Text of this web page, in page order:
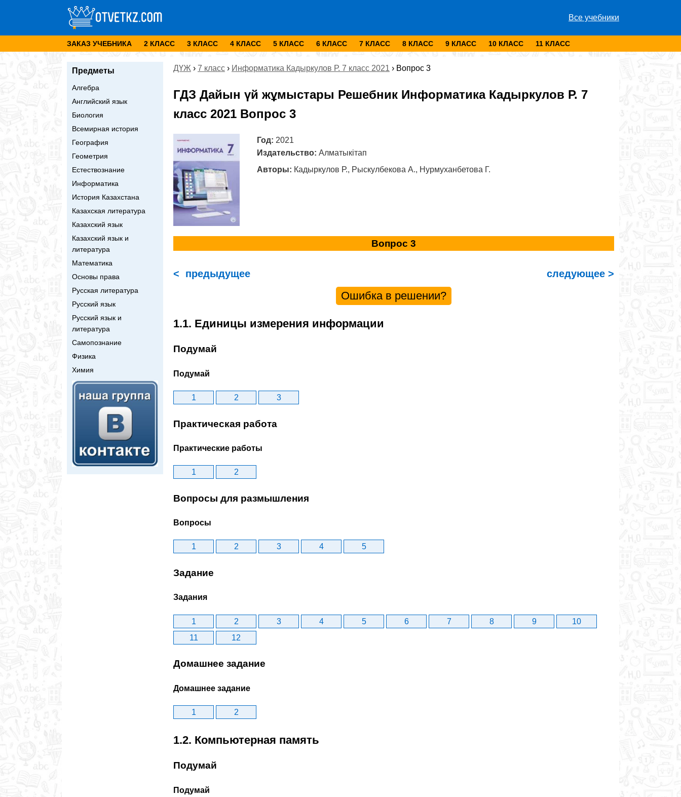
Все учебники
ЗАКАЗ УЧЕБНИКА 2 КЛАСС 3 КЛАСС 4 КЛАСС 5 КЛАСС 6 КЛАСС 7 КЛАСС 8 КЛАСС 9 КЛАСС 10 КЛАСС 11 КЛАСС
Предметы
Алгебра
Английский язык
Биология
Всемирная история
География
Геометрия
Естествознание
Информатика
История Казахстана
Казахская литература
Казахский язык
Казахский язык и
литература
Математика
Основы права
Русская литература
Русский язык
Русский язык и
литература
Самопознание
Физика
Химия
ДҮЖ › 7 класс › Информатика Кадыркулов Р. 7 класс 2021 › Вопрос 3
ГДЗ Дайын үй жұмыстары Решебник Информатика Кадыркулов Р. 7
класс 2021 Вопрос 3
Год: 2021
Издательство: Алматыкітап
Авторы: Кадыркулов Р., Рыскулбекова А., Нурмуханбетова Г.
Вопрос 3
< предыдущее следующее >
Ошибка в решении?
1.1. Единицы измерения информации
Подумай
Подумай
1 2 3
Практическая работа
Практические работы
1 2
Вопросы для размышления
Вопросы
1 2 3 4 5
Задание
Задания
1 2 3 4 5 6 7 8 9
10
11
12
Домашнее задание
Домашнее задание
1 2
1.2. Компьютерная память
Подумай
Подумай